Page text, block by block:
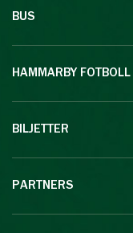
BUS
HAMMARBY FOTBOLL
BILJETTER
PARTNERS